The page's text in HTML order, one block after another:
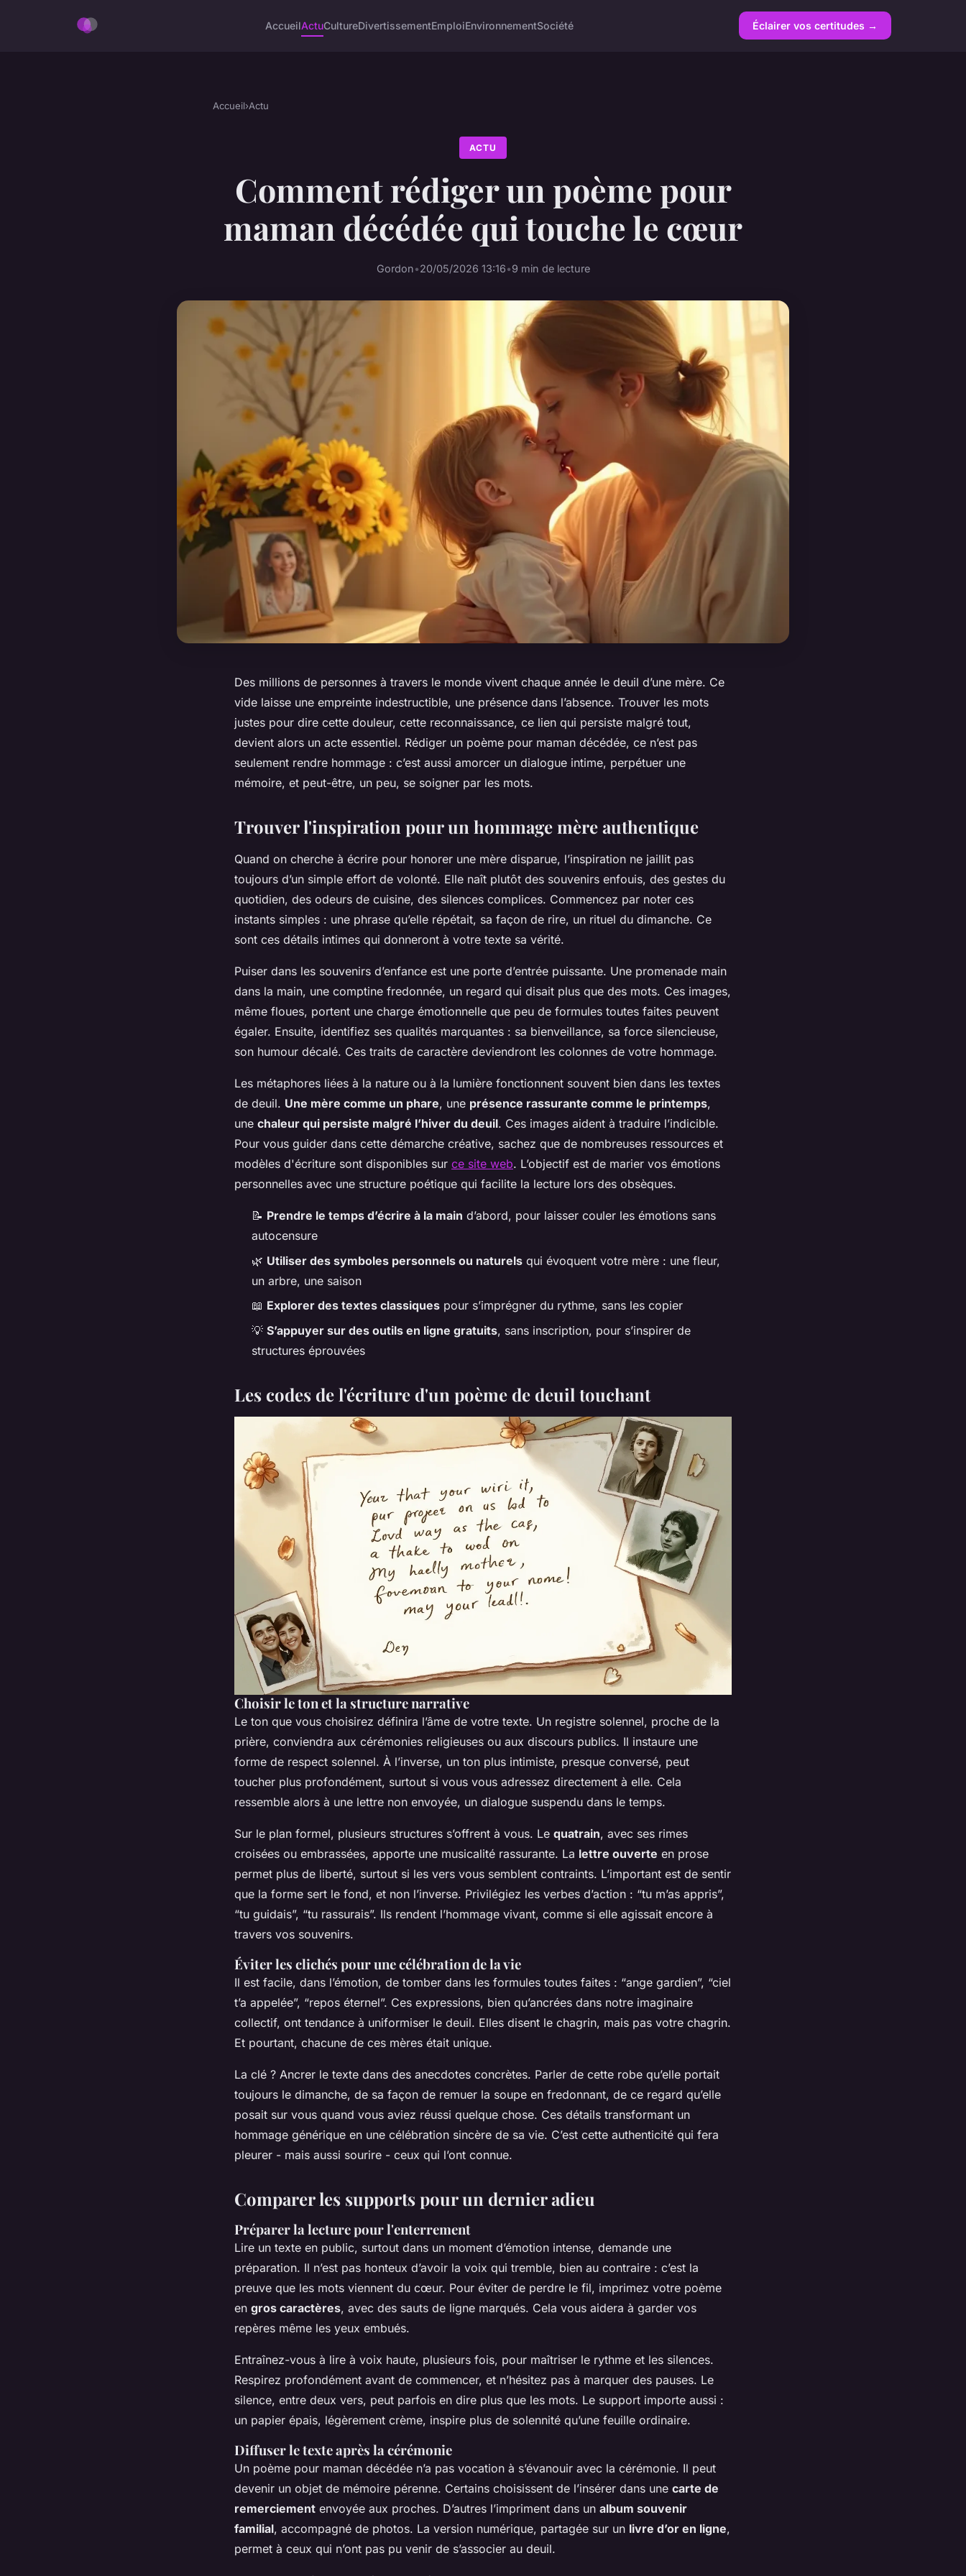
AccueilActuCultureDivertissementEmploiEnvironnementSociété Éclairer vos certitudes →
Accueil›Actu
ACTU
Comment rédiger un poème pour
maman décédée qui touche le cœur
Gordon•20/05/2026 13:16•9 min de lecture
Des millions de personnes à travers le monde vivent chaque année le deuil d’une mère. Ce
vide laisse une empreinte indestructible, une présence dans l’absence. Trouver les mots
justes pour dire cette douleur, cette reconnaissance, ce lien qui persiste malgré tout,
devient alors un acte essentiel. Rédiger un poème pour maman décédée, ce n’est pas
seulement rendre hommage : c’est aussi amorcer un dialogue intime, perpétuer une
mémoire, et peut-être, un peu, se soigner par les mots.
Trouver l'inspiration pour un hommage mère authentique
Quand on cherche à écrire pour honorer une mère disparue, l’inspiration ne jaillit pas
toujours d’un simple effort de volonté. Elle naît plutôt des souvenirs enfouis, des gestes du
quotidien, des odeurs de cuisine, des silences complices. Commencez par noter ces
instants simples : une phrase qu’elle répétait, sa façon de rire, un rituel du dimanche. Ce
sont ces détails intimes qui donneront à votre texte sa vérité.
Puiser dans les souvenirs d’enfance est une porte d’entrée puissante. Une promenade main
dans la main, une comptine fredonnée, un regard qui disait plus que des mots. Ces images,
même floues, portent une charge émotionnelle que peu de formules toutes faites peuvent
égaler. Ensuite, identifiez ses qualités marquantes : sa bienveillance, sa force silencieuse,
son humour décalé. Ces traits de caractère deviendront les colonnes de votre hommage.
Les métaphores liées à la nature ou à la lumière fonctionnent souvent bien dans les textes
de deuil. Une mère comme un phare, une présence rassurante comme le printemps,
une chaleur qui persiste malgré l’hiver du deuil. Ces images aident à traduire l’indicible.
Pour vous guider dans cette démarche créative, sachez que de nombreuses ressources et
modèles d'écriture sont disponibles sur ce site web. L’objectif est de marier vos émotions
personnelles avec une structure poétique qui facilite la lecture lors des obsèques.
📝 Prendre le temps d’écrire à la main d’abord, pour laisser couler les émotions sans
autocensure
🌿 Utiliser des symboles personnels ou naturels qui évoquent votre mère : une fleur,
un arbre, une saison
📖 Explorer des textes classiques pour s’imprégner du rythme, sans les copier
💡 S’appuyer sur des outils en ligne gratuits, sans inscription, pour s’inspirer de
structures éprouvées
Les codes de l'écriture d'un poème de deuil touchant
Choisir le ton et la structure narrative
Le ton que vous choisirez définira l’âme de votre texte. Un registre solennel, proche de la
prière, conviendra aux cérémonies religieuses ou aux discours publics. Il instaure une
forme de respect solennel. À l’inverse, un ton plus intimiste, presque conversé, peut
toucher plus profondément, surtout si vous vous adressez directement à elle. Cela
ressemble alors à une lettre non envoyée, un dialogue suspendu dans le temps.
Sur le plan formel, plusieurs structures s’offrent à vous. Le quatrain, avec ses rimes
croisées ou embrassées, apporte une musicalité rassurante. La lettre ouverte en prose
permet plus de liberté, surtout si les vers vous semblent contraints. L’important est de sentir
que la forme sert le fond, et non l’inverse. Privilégiez les verbes d’action : “tu m’as appris”,
“tu guidais”, “tu rassurais”. Ils rendent l’hommage vivant, comme si elle agissait encore à
travers vos souvenirs.
Éviter les clichés pour une célébration de la vie
Il est facile, dans l’émotion, de tomber dans les formules toutes faites : “ange gardien”, “ciel
t’a appelée”, “repos éternel”. Ces expressions, bien qu’ancrées dans notre imaginaire
collectif, ont tendance à uniformiser le deuil. Elles disent le chagrin, mais pas votre chagrin.
Et pourtant, chacune de ces mères était unique.
La clé ? Ancrer le texte dans des anecdotes concrètes. Parler de cette robe qu’elle portait
toujours le dimanche, de sa façon de remuer la soupe en fredonnant, de ce regard qu’elle
posait sur vous quand vous aviez réussi quelque chose. Ces détails transformant un
hommage générique en une célébration sincère de sa vie. C’est cette authenticité qui fera
pleurer - mais aussi sourire - ceux qui l’ont connue.
Comparer les supports pour un dernier adieu
Préparer la lecture pour l'enterrement
Lire un texte en public, surtout dans un moment d’émotion intense, demande une
préparation. Il n’est pas honteux d’avoir la voix qui tremble, bien au contraire : c’est la
preuve que les mots viennent du cœur. Pour éviter de perdre le fil, imprimez votre poème
en gros caractères, avec des sauts de ligne marqués. Cela vous aidera à garder vos
repères même les yeux embués.
Entraînez-vous à lire à voix haute, plusieurs fois, pour maîtriser le rythme et les silences.
Respirez profondément avant de commencer, et n’hésitez pas à marquer des pauses. Le
silence, entre deux vers, peut parfois en dire plus que les mots. Le support importe aussi :
un papier épais, légèrement crème, inspire plus de solennité qu’une feuille ordinaire.
Diffuser le texte après la cérémonie
Un poème pour maman décédée n’a pas vocation à s’évanouir avec la cérémonie. Il peut
devenir un objet de mémoire pérenne. Certains choisissent de l’insérer dans une carte de
remerciement envoyée aux proches. D’autres l’impriment dans un album souvenir
familial, accompagné de photos. La version numérique, partagée sur un livre d’or en ligne,
permet à ceux qui n’ont pas pu venir de s’associer au deuil.